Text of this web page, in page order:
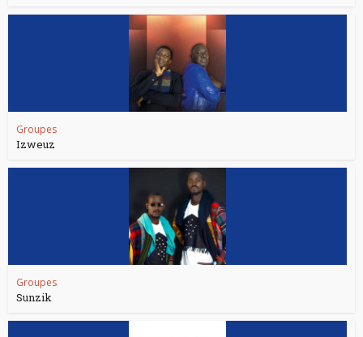
Groupes
Izweuz
Groupes
Sunzik